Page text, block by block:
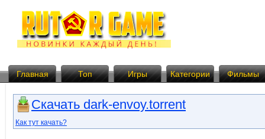
Главная Топ Игры Категории Фильмы
Скачать dark-envoy.torrent
Как тут качать?